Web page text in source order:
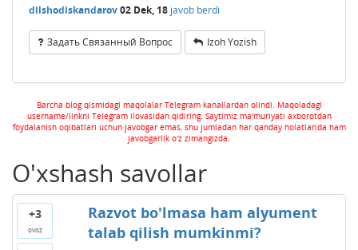
dilshodiskandarov02 Dek, 18 javob berdi
Задать Связанный Вопрос Izoh Yozish
Barcha blog qismidagi maqolalar Telegram kanallardan olindi. Maqoladagi
username/linkni Telegram ilovasidan qidiring. Saytimiz ma'muriyati axborotdan
foydalanish oqibatlari uchun javobgar emas, shu jumladan har qanday holatlarida ham
javobgarlik o'z zimangizda.
O'xshash savollar
+3
ovoz
Razvot bo'lmasa ham alyument
talab qilish mumkinmi?